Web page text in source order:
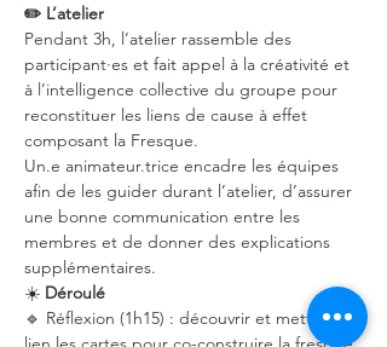
✏️ L’atelier
Pendant 3h, l’atelier rassemble des
participant·es et fait appel à la créativité et
à l’intelligence collective du groupe pour
reconstituer les liens de cause à effet
composant la Fresque.
Un.e animateur.trice encadre les équipes
afin de les guider durant l’atelier, d’assurer
une bonne communication entre les
membres et de donner des explications
supplémentaires.
☀️ Déroulé
🔹 Réflexion (1h15) : découvrir et mettre en